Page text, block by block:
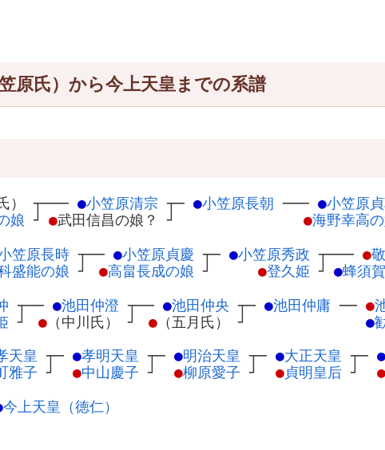
原氏）から今上天皇までの系譜
┬
娘 ┘
─── ●小笠原清宗 ┬
●武田信昌の娘？ ┘
─ ●小笠原長朝 ─── ●小笠原
●海野幸高
笠原長時 ┬
盛能の娘 ┘
── ●小笠原貞慶 ┬
●高畠長成の娘 ┘
─ ●小笠原秀政 ┬
●登久姫 ┘
─── ●
●蜂須
┬
┘
── ●池田仲澄 ┬
● （中川氏） ┘
── ●池田仲央 ┬
● （五月氏） ┘
─ ●池田仲庸 ── ●
●
天皇 ┬
雅子 ┘
─ ●孝明天皇 ┬
●中山慶子 ┘
─ ●明治天皇 ┬
●柳原愛子 ┘
─ ●大正天皇 ┬
●貞明皇后 ┘
─ ●
●
今上天皇（徳仁）